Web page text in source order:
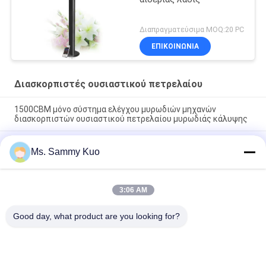
Διαπραγματεύσιμα MOQ:20 PC
ΕΠΙΚΟΙΝΩΝΊΑ
Διασκορπιστές ουσιαστικού πετρελαίου
1500CBM μόνο σύστημα ελέγχου μυρωδιών μηχανών
διασκορπιστών ουσιαστικού πετρελαίου μυρωδιάς κάλυψης
Υψηλών σημείων ξενοδοχείων φορητός 220V λόμπι ισχυρός
ηλεκτρικός HVAC δύναμης μαύρος διασκορπιστής
ουσιαστικού πετρελαίου μετάλλων
Ο μαύρος τοίχος μετάλλων τοποθέτησε αρκετά το
διασκορπιστή ουσιαστικού πετρελαίου που χτίστηκε στον
Ms. Sammy Kuo
3:06 AM
Good day, what product are you looking for?